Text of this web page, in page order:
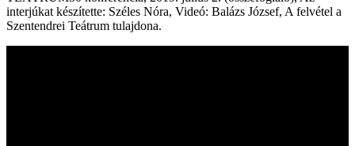
interjúkat készítette: Széles Nóra, Videó: Balázs József, A felvétel a
Szentendrei Teátrum tulajdona.